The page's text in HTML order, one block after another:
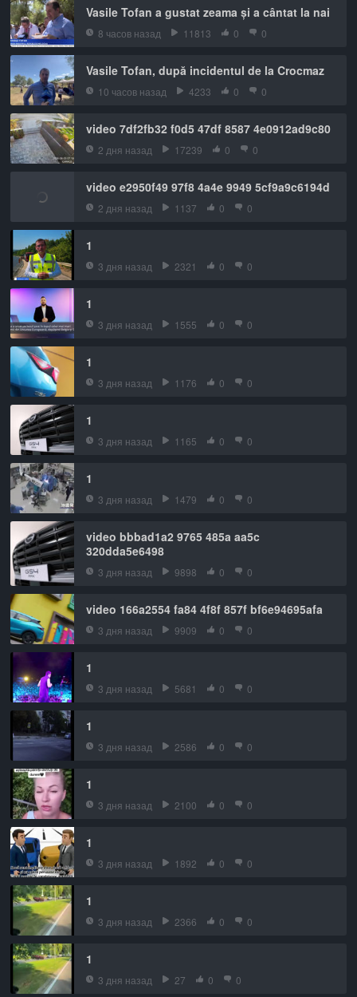
Vasile Tofan a gustat zeama și a cântat la nai
8 часов назад 11813 0 0
Vasile Tofan, după incidentul de la Crocmaz
10 часов назад 4233 0 0
video 7df2fb32 f0d5 47df 8587 4e0912ad9c80
2 дня назад 17239 0 0
video e2950f49 97f8 4a4e 9949 5cf9a9c6194d
2 дня назад 1137 0 0
1
3 дня назад 2321 0 0
1
3 дня назад 1555 0 0
1
3 дня назад 1176 0 0
1
3 дня назад 1165 0 0
1
3 дня назад 1479 0 0
video bbbad1a2 9765 485a aa5c
320dda5e6498
3 дня назад 9898 0 0
video 166a2554 fa84 4f8f 857f bf6e94695afa
3 дня назад 9909 0 0
1
3 дня назад 5681 0 0
1
3 дня назад 2586 0 0
1
3 дня назад 2100 0 0
1
3 дня назад 1892 0 0
1
3 дня назад 2366 0 0
1
3 дня назад 27 0 0